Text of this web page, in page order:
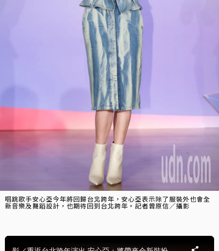
唱跳歌手安心亞今年將回歸台北跨年，安心亞表示除了服裝外也會全
新音樂及舞蹈設計，也期待回到台北跨年。記者曾原信／攝影